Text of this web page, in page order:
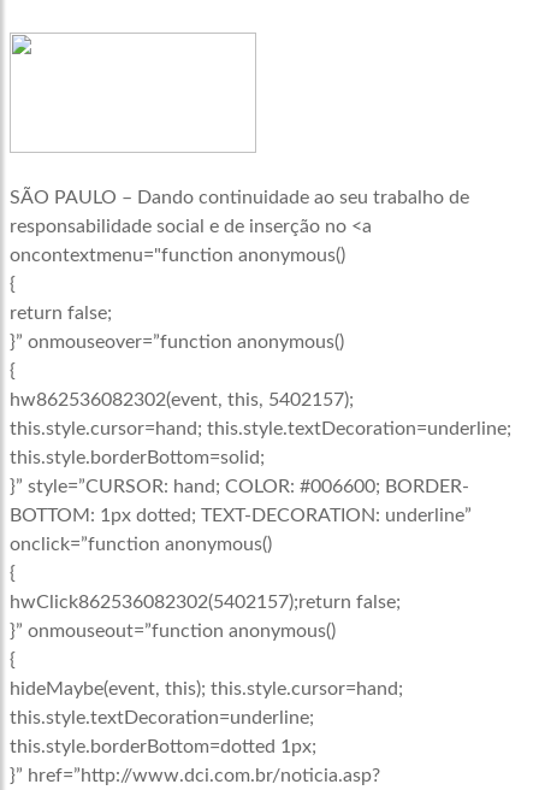
SÃO PAULO – Dando continuidade ao seu trabalho de
responsabilidade social e de inserção no <a
oncontextmenu="function anonymous()
{
return false;
}” onmouseover=”function anonymous()
{
hw862536082302(event, this, 5402157);
this.style.cursor=hand; this.style.textDecoration=underline;
this.style.borderBottom=solid;
}” style=”CURSOR: hand; COLOR: #006600; BORDER-
BOTTOM: 1px dotted; TEXT-DECORATION: underline”
onclick=”function anonymous()
{
hwClick862536082302(5402157);return false;
}” onmouseout=”function anonymous()
{
hideMaybe(event, this); this.style.cursor=hand;
this.style.textDecoration=underline;
this.style.borderBottom=dotted 1px;
}” href=”http://www.dci.com.br/noticia.asp?